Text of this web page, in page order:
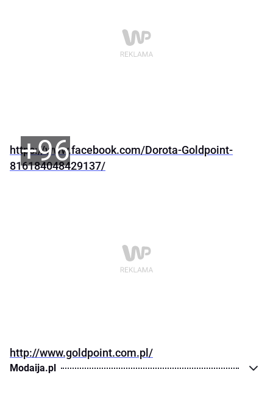
+96
https://www.facebook.com/Dorota-Goldpoint-
816184048429137/
http://www.goldpoint.com.pl/
Modaija.pl